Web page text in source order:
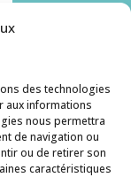
des technologies
aux informations
nous permettra
de navigation ou
ou de retirer son
caractéristiques
Pour en
de